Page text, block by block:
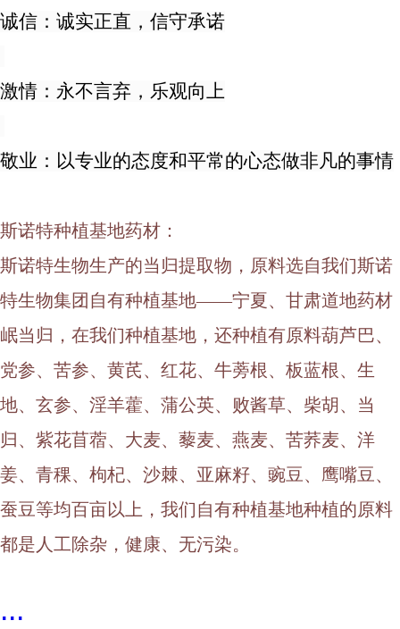
诚信：诚实正直，信守承诺
激情：永不言弃，乐观向上
敬业：以专业的态度和平常的心态做非凡的事情
斯诺特种植基地药材：
斯诺特生物生产的当归提取物，原料选自我们斯诺
特生物集团自有种植基地——宁夏、甘肃道地药材
岷当归，在我们种植基地，还种植有原料葫芦巴、
党参、苦参、黄芪、红花、牛蒡根、板蓝根、生
地、玄参、淫羊藿、蒲公英、败酱草、柴胡、当
归、紫花苜蓿、大麦、藜麦、燕麦、苦荞麦、洋
姜、青稞、枸杞、沙棘、亚麻籽、豌豆、鹰嘴豆、
蚕豆等均百亩以上，我们自有种植基地种植的原料
都是人工除杂，健康、无污染。
...